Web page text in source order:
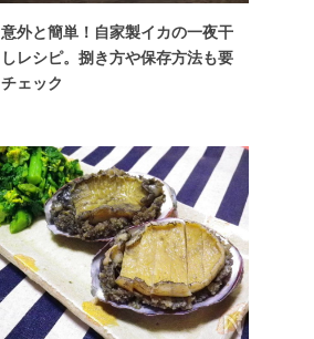
意外と簡単！自家製イカの一夜干
しレシピ。捌き方や保存方法も要
チェック